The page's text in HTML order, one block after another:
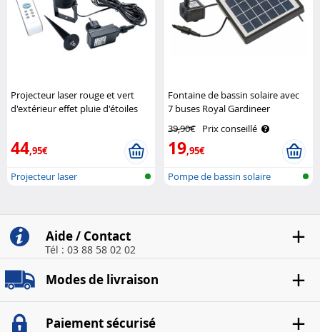
Projecteur laser rouge et vert
d'extérieur effet pluie d'étoiles
44,95€
Projecteur laser
Fontaine de bassin solaire avec
7 buses Royal Gardineer
39,90€ Prix conseillé
19,95€
Pompe de bassin solaire
Aide / Contact
Tél : 03 88 58 02 02
Modes de livraison
Paiement sécurisé